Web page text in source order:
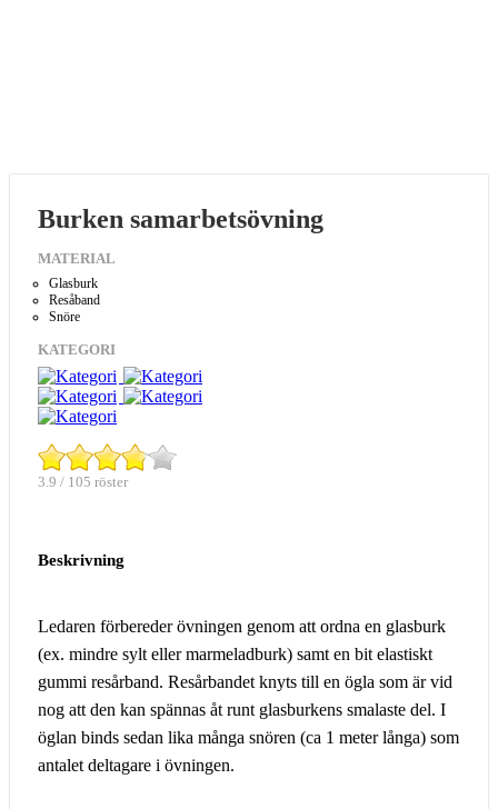
Burken samarbetsövning
MATERIAL
Glasburk
Resåband
Snöre
KATEGORI
3.9 / 105 röster
Beskrivning
Ledaren förbereder övningen genom att ordna en glasburk
(ex. mindre sylt eller marmeladburk) samt en bit elastiskt
gummi resårband. Resårbandet knyts till en ögla som är vid
nog att den kan spännas åt runt glasburkens smalaste del. I
öglan binds sedan lika många snören (ca 1 meter långa) som
antalet deltagare i övningen.